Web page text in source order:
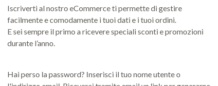
Iscriverti al nostro eCommerce ti permette di gestire
facilmente e comodamente i tuoi dati e i tuoi ordini.
E sei sempre il primo a ricevere speciali sconti e promozioni
durante l’anno.
Hai perso la password? Inserisci il tuo nome utente o